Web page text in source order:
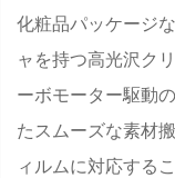
化粧品パッケージ
ャを持つ高光沢ク
ーボモーター駆動
たスムーズな素材
ィルムに対応する